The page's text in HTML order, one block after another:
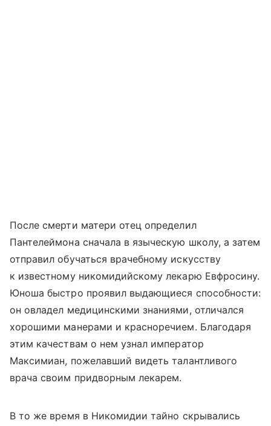
После смерти матери отец определил
Пантелеймона сначала в языческую школу, а затем
отправил обучаться врачебному искусству
к известному никомидийскому лекарю Евфросину.
Юноша быстро проявил выдающиеся способности:
он овладел медицинскими знаниями, отличался
хорошими манерами и красноречием. Благодаря
этим качествам о нем узнал император
Максимиан, пожелавший видеть талантливого
врача своим придворным лекарем.
В то же время в Никомидии тайно скрывались